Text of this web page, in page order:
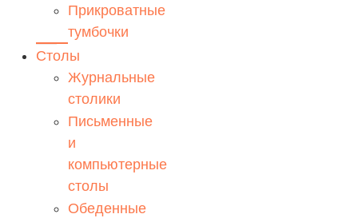
Прикроватные
тумбочки
Столы
Журнальные
столики
Письменные
и
компьютерные
столы
Обеденные